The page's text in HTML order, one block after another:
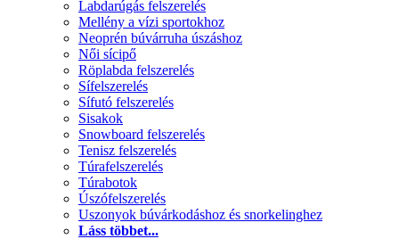
Labdarúgás felszerelés
Mellény a vízi sportokhoz
Neoprén búvárruha úszáshoz
Női sícipő
Röplabda felszerelés
Sífelszerelés
Sífutó felszerelés
Sisakok
Snowboard felszerelés
Tenisz felszerelés
Túrafelszerelés
Túrabotok
Úszófelszerelés
Uszonyok búvárkodáshoz és snorkelinghez
Láss többet...